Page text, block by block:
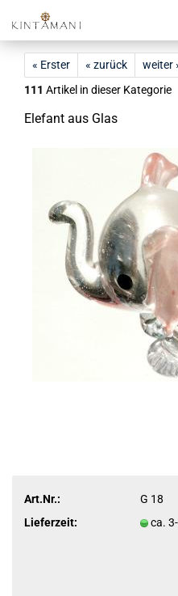
« Erster « zurück weiter
111 Artikel in dieser Kategorie
Ele­fant aus Glas
Art.Nr.:
G 18
Lieferzeit:
ca.